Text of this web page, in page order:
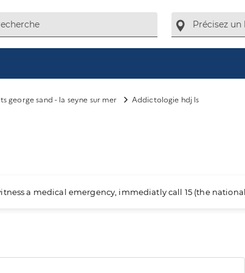
george sand - la seyne sur mer Addictologie hdj ls
a medical emergency, immediatly call 15 (the